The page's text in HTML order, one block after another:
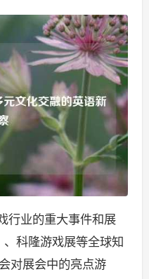
行业的重大事件和展
科隆游戏展等全球知
对展会中的亮点游